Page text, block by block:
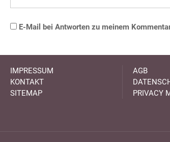
E-Mail bei Antworten zu meinem
IMPRESSUM
KONTAKT
SITEMAP
AGB
PRIVACY